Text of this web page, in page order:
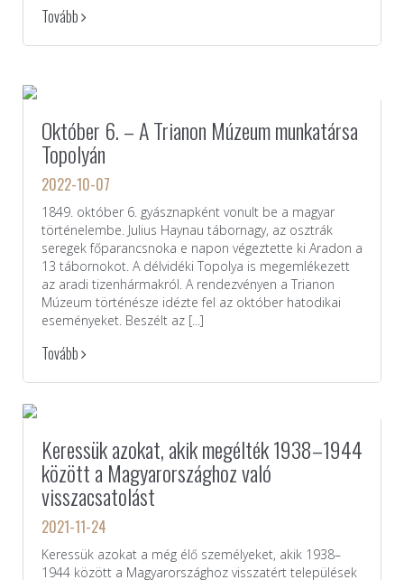
Tovább
Október 6. – A Trianon Múzeum munkatársa
Topolyán
2022-10-07
1849. október 6. gyásznapként vonult be a magyar
történelembe. Julius Haynau tábornagy, az osztrák
seregek főparancsnoka e napon végeztette ki Aradon a
13 tábornokot. A délvidéki Topolya is megemlékezett
az aradi tizenhármakról. A rendezvényen a Trianon
Múzeum történésze idézte fel az október hatodikai
eseményeket. Beszélt az [...]
Tovább
Keressük azokat, akik megélték 1938–1944
között a Magyarországhoz való
visszacsatolást
2021-11-24
Keressük azokat a még élő személyeket, akik 1938–
1944 között a Magyarországhoz visszatért települések